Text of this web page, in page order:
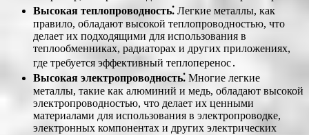
Высокая теплопроводность⁚ Легкие металлы, как
правило, обладают высокой теплопроводностью, что
делает их подходящими для использования в
теплообменниках, радиаторах и других приложениях,
где требуется эффективный теплоперенос․
Высокая электропроводность⁚ Многие легкие
металлы, такие как алюминий и медь, обладают высокой
электропроводностью, что делает их ценными
материалами для использования в электропроводке,
электронных компонентах и других электрических